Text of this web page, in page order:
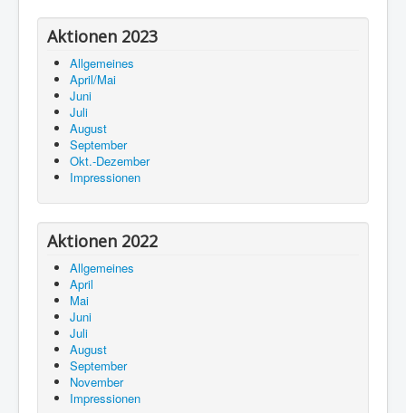
Aktionen 2023
Allgemeines
April/Mai
Juni
Juli
August
September
Okt.-Dezember
Impressionen
Aktionen 2022
Allgemeines
April
Mai
Juni
Juli
August
September
November
Impressionen